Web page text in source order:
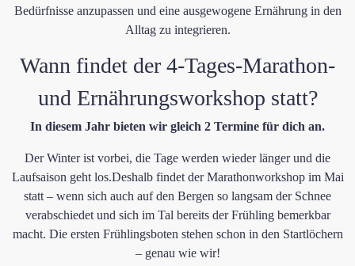
Bedürfnisse anzupasse​n und eine ausgewogene Ernährung​ in den
Alltag zu integrieren.
Wann findet der 4-Tages-Marathon-
und Ernährungsworkshop statt?
In diesem Jahr bieten wir gleich 2 Termine für dich an.
Der Winter ist vorbei, die Tage werden wieder länger und die
Laufsaison geht los.Deshalb findet der Marathonworkshop im Mai
statt – wenn sich auch auf den Bergen so langsam der Schnee
verabschiedet und sich im Tal bereits der Frühling bemerkbar
macht. Die ersten Frühlingsboten stehen schon in den Startlöchern
– genau wie wir!